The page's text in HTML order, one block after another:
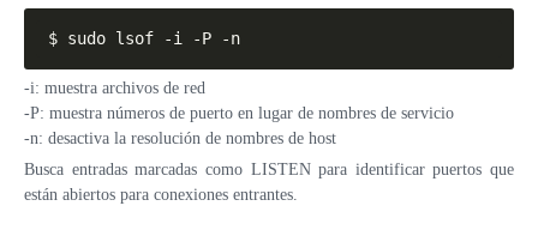
$ sudo lsof -i -P -n
-i: muestra archivos de red
-P: muestra números de puerto en lugar de nombres de servicio
-n: desactiva la resolución de nombres de host
Busca entradas marcadas como LISTEN para identificar puertos que
están abiertos para conexiones entrantes.